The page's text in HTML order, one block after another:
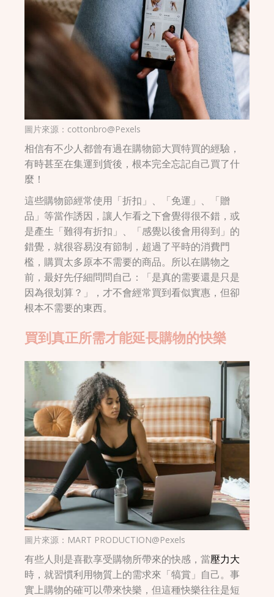
圖片來源： cottonbro@Pexels
相信有不少人都曾有過在購物節大買特買的經驗，
有時甚至在集運到貨後，根本完全忘記自己買了什
麼！
這些購物節經常使用「折扣」、「免運」、「贈
品」等當作誘因，讓人乍看之下會覺得很不錯，或
是產生「難得有折扣」、「感覺以後會用得到」的
錯覺，就很容易沒有節制，超過了平時的消費門
檻，購買太多原本不需要的商品。所以在購物之
前，最好先仔細問問自己：「是真的需要還是只是
因為很划算？」，才不會經常買到看似實惠，但卻
根本不需要的東西。
買到真正所需才能延長購物的快樂
圖片來源： MART PRODUCTION@Pexels
有些人則是喜歡享受購物所帶來的快感，當壓力大
時，就習慣利用物質上的需求來「犒賞」自己。事
實上購物的確可以帶來快樂，但這種快樂往往是短